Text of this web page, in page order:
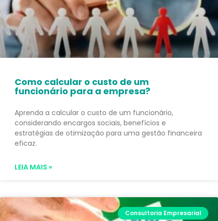
Como calcular o custo de um
funcionário para a empresa?
Aprenda a calcular o custo de um funcionário,
considerando encargos sociais, benefícios e
estratégias de otimização para uma gestão financeira
eficaz.
LEIA MAIS »
Consultoria Empresarial